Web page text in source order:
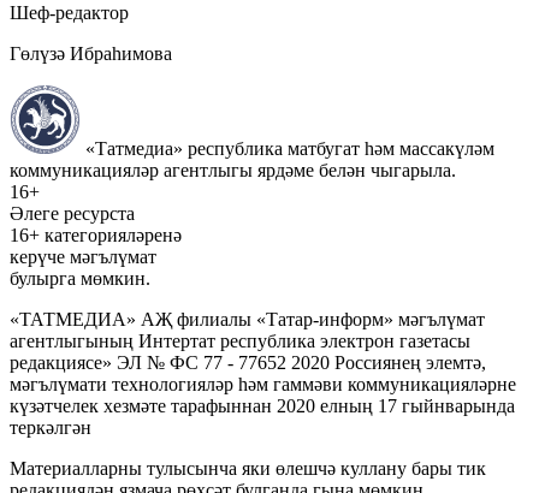
Шеф-редактор
Гөлүзә Ибраһимова
«Татмедиа» республика матбугат һәм массакүләм
коммуникацияләр агентлыгы ярдәме белән чыгарыла.
16+
Әлеге ресурста
16+ категорияләренә
керүче мәгълүмат
булырга мөмкин.
«ТАТМЕДИА» АҖ филиалы «Татар-информ» мәгълүмат
агентлыгының Интертат республика электрон газетасы
редакциясе» ЭЛ № ФС 77 - 77652 2020 Россиянең элемтә,
мәгълүмати технологияләр һәм гаммәви коммуникацияләрне
күзәтчелек хезмәте тарафыннан 2020 елның 17 гыйнварында
теркәлгән
Материалларны тулысынча яки өлешчә куллану бары тик